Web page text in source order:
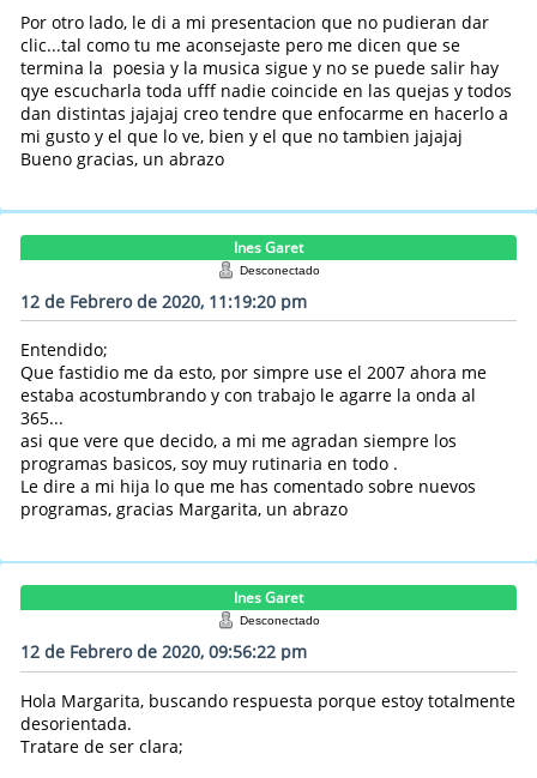
Por otro lado, le di a mi presentacion que no pudieran dar
clic...tal como tu me aconsejaste pero me dicen que se
termina la poesia y la musica sigue y no se puede salir hay
qye escucharla toda ufff nadie coincide en las quejas y todos
dan distintas jajajaj creo tendre que enfocarme en hacerlo a
mi gusto y el que lo ve, bien y el que no tambien jajajaj
Bueno gracias, un abrazo
Ines Garet
Desconectado
12 de Febrero de 2020, 11:19:20 pm
Entendido;
Que fastidio me da esto, por simpre use el 2007 ahora me
estaba acostumbrando y con trabajo le agarre la onda al
365...
asi que vere que decido, a mi me agradan siempre los
programas basicos, soy muy rutinaria en todo .
Le dire a mi hija lo que me has comentado sobre nuevos
programas, gracias Margarita, un abrazo
Ines Garet
Desconectado
12 de Febrero de 2020, 09:56:22 pm
Hola Margarita, buscando respuesta porque estoy totalmente
desorientada.
Tratare de ser clara;